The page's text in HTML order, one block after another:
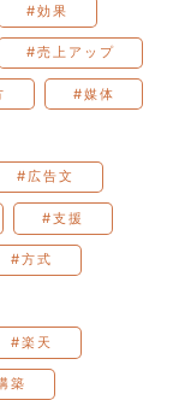
#効果
#売上アップ
#媒体
#広告文
#支援
#方式
#楽天
築